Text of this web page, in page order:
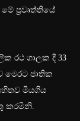
ප්‍රවෘත්තියේ
රථ ගාලක දී 33
මෙරට ජාතික
මියගිය
කරමිනි.